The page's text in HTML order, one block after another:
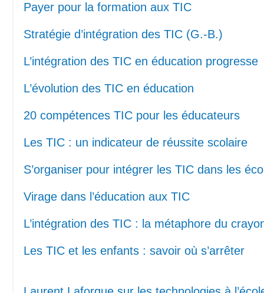
Payer pour la formation aux TIC
Stratégie d’intégration des TIC (G.-B.)
L’intégration des TIC en éducation progresse
L’évolution des TIC en éducation
20 compétences TIC pour les éducateurs
Les TIC : un indicateur de réussite scolaire
S’organiser pour intégrer les TIC dans les
Virage dans l’éducation aux TIC
L’intégration des TIC : la métaphore du
Les TIC et les enfants : savoir où s’arrêter